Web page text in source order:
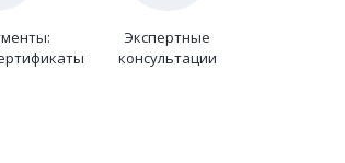
Экспертные
консультации